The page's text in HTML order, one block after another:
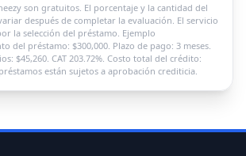
son gratuitos. El porcentaje y la cantidad del
después de completar la evaluación. El servicio
la selección del préstamo. Ejemplo
del préstamo: $300,000. Plazo de pago: 3 meses.
$45,260. CAT 203.72%. Costo total del crédito:
están sujetos a aprobación crediticia.